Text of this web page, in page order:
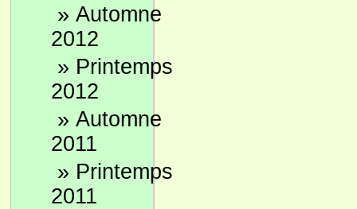
» Automne
2012
» Printemps
2012
» Automne
2011
» Printemps
2011